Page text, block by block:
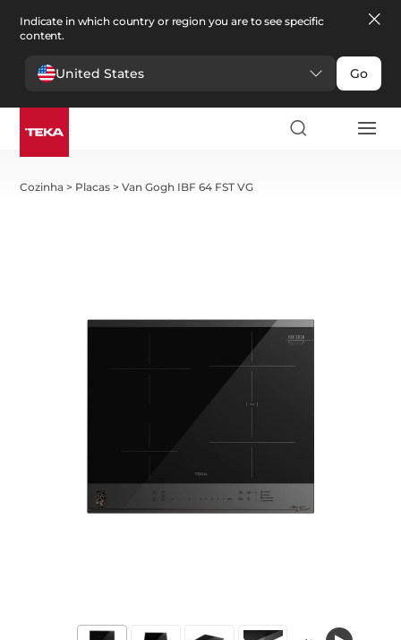
Indicate in which country or region you are to see specific
content.
United States Go
Cozinha > Placas >Van Gogh IBF 64 FST VG